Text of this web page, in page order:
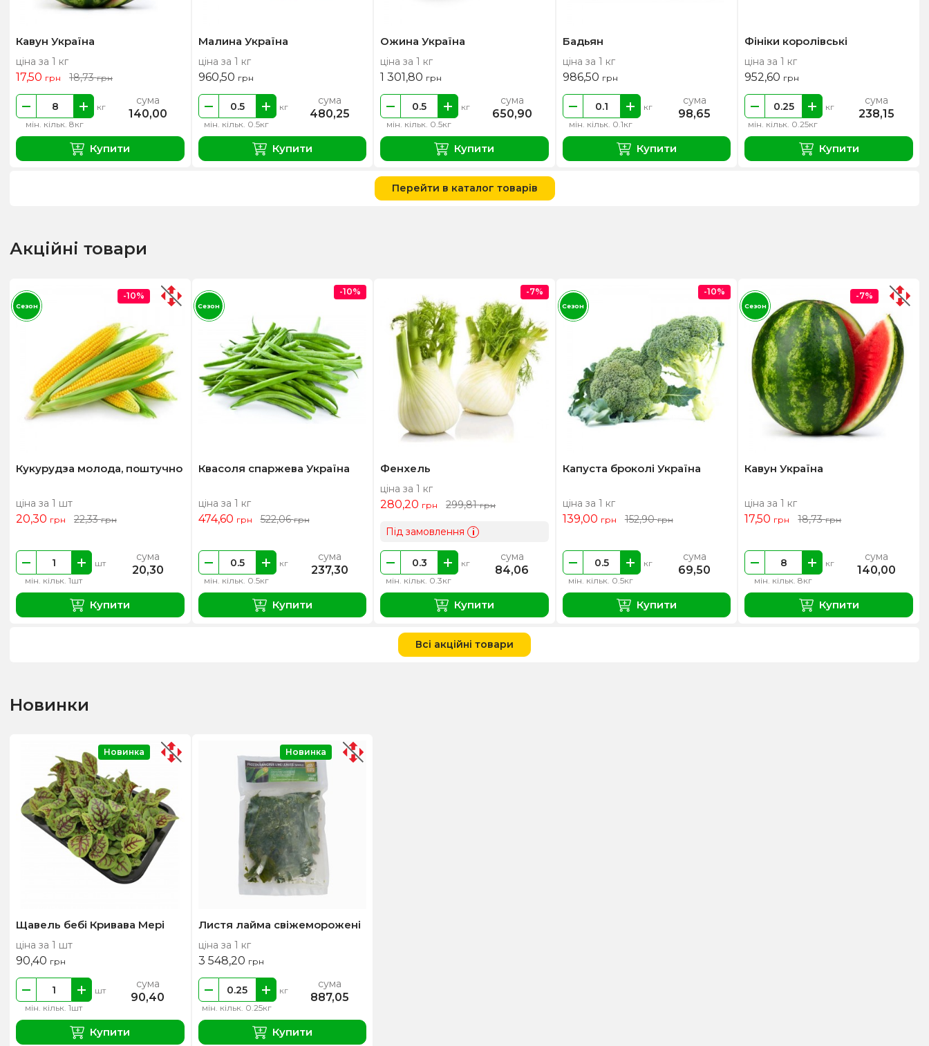
Кавун Україна
ціна за 1 кг
17,50 грн 18,73грн
мін. кільк. 8кг
кг сума
140,00
Купити
Малина Україна
ціна за 1 кг
960,50 грн
мін. кільк. 0.5кг
кг сума
480,25
Купити
Ожина Україна
ціна за 1 кг
1 301,80 грн
мін. кільк. 0.5кг
кг сума
650,90
Купити
Бадьян
ціна за 1 кг
986,50 грн
мін. кільк. 0.1кг
кг сума
98,65
Купити
Фініки королівські
ціна за 1 кг
952,60 грн
мін. кільк. 0.25кг
кг сума
238,15
Купити
Перейти в каталог товарів
Акційні товари
Кукурудза молода, поштучно
ціна за 1 шт
20,30 грн 22,33грн
мін. кільк. 1шт
шт сума
20,30
Купити
-10%
Сезон
Квасоля спаржева Україна
ціна за 1 кг
474,60 грн 522,06грн
мін. кільк. 0.5кг
кг сума
237,30
Купити
-10%
Сезон
Фенхель
ціна за 1 кг
280,20 грн 299,81грн
Під замовлення i
мін. кільк. 0.3кг
кг сума
84,06
Купити
-7%
Капуста броколі Україна
ціна за 1 кг
139,00 грн 152,90грн
мін. кільк. 0.5кг
кг сума
69,50
Купити
-10%
Сезон
Кавун Україна
ціна за 1 кг
17,50 грн 18,73грн
мін. кільк. 8кг
кг сума
140,00
Купити
-7%
Сезон
Всі акційні товари
Новинки
Щавель бебі Кривава Мері
ціна за 1 шт
90,40 грн
мін. кільк. 1шт
шт сума
90,40
Купити
Новинка
Листя лайма свіжеморожені
ціна за 1 кг
3 548,20 грн
мін. кільк. 0.25кг
кг сума
887,05
Купити
Новинка